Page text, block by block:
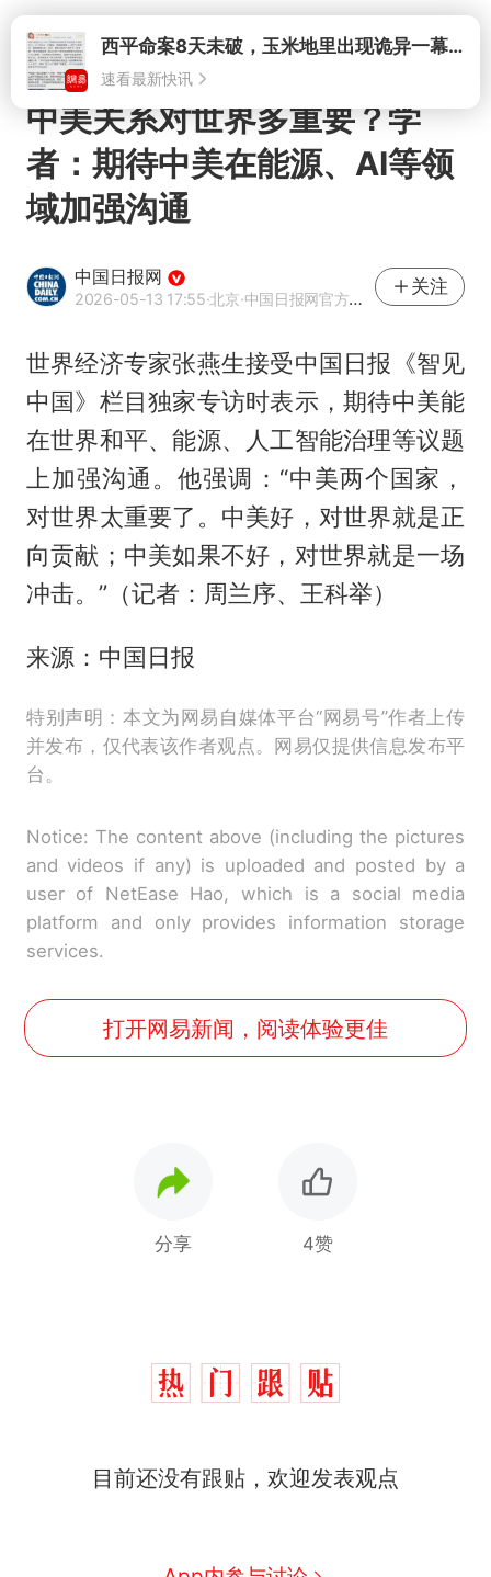
打开
中美关系对世界多重要？学
者：期待中美在能源、AI等领
域加强沟通
中国日报网
2026-05-13 17:55·北京·中国日报网官方网易号
关注
世界经济专家张燕生接受中国日报《智见
中国》栏目独家专访时表示，期待中美能
在世界和平、能源、人工智能治理等议题
上加强沟通。他强调：“中美两个国家，
对世界太重要了。中美好，对世界就是正
向贡献；中美如果不好，对世界就是一场
冲击。”（记者：周兰序、王科举）
来源：中国日报
特别声明：本文为网易自媒体平台“网易号”作者上传
并发布，仅代表该作者观点。网易仅提供信息发布平
台。
Notice: The content above (including the pictures
and videos if any) is uploaded and posted by a
user of NetEase Hao, which is a social media
platform and only provides information storage
services.
打开网易新闻，阅读体验更佳
分享 4赞
目前还没有跟贴，欢迎发表观点
因老师一句“跟我回家”改写了
人生
新
费大厨“全国小炒肉大王”称
力已达15级 最新研判
已叫停招聘，成立调查组全面
笔试第一被第二名传话劝弃考